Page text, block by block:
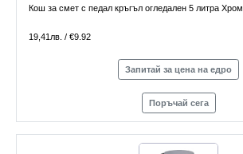
Кош за смет с педал кръгъл огледален 5 литра Хром
19,41лв. / €9.92
Запитай за цена на едро
Поръчай сега